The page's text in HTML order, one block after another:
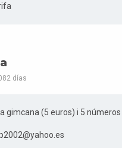
días
gimcana (5 euros) i 5 números